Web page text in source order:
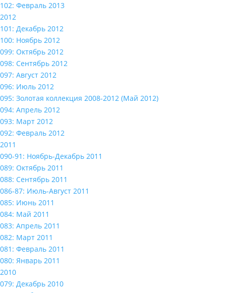
102: Февраль 2013
2012
101: Декабрь 2012
100: Ноябрь 2012
099: Октябрь 2012
098: Сентябрь 2012
097: Август 2012
096: Июль 2012
095: Золотая коллекция 2008-2012 (Май 2012)
094: Апрель 2012
093: Март 2012
092: Февраль 2012
2011
090-91: Ноябрь-Декабрь 2011
089: Октябрь 2011
088: Сентябрь 2011
086-87: Июль-Август 2011
085: Июнь 2011
084: Май 2011
083: Апрель 2011
082: Март 2011
081: Февраль 2011
080: Январь 2011
2010
079: Декабрь 2010